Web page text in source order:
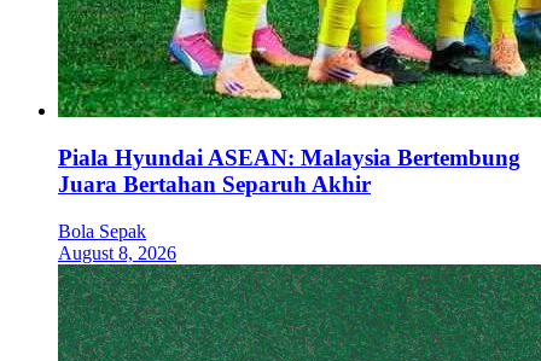
Piala Hyundai ASEAN: Malaysia Bertembung
Juara Bertahan Separuh Akhir
Bola Sepak
August 8, 2026